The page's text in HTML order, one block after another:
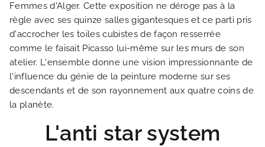
ACTUALITÉS
FAQ
Femmes d'Alger. Cette exposition ne déroge pas à la
règle avec ses quinze salles gigantesques et ce parti pris
d'accrocher les toiles cubistes de façon resserrée
comme le faisait Picasso lui-même sur les murs de son
atelier. L'ensemble donne une vision impressionnante de
l'influence du génie de la peinture moderne sur ses
descendants et de son rayonnement aux quatre coins de
la planète.
L'anti star system